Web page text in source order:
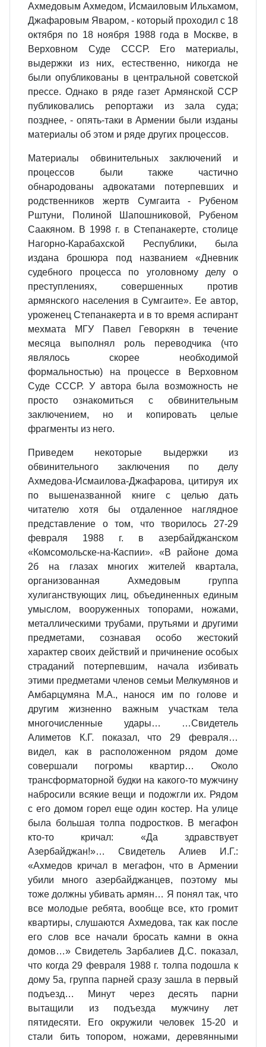
Ахмедовым Ахмедом, Исмаиловым Ильхамом,
Джафаровым Яваром, - который проходил с 18
октября по 18 ноября 1988 года в Москве, в
Верховном Суде СССР. Его материалы,
выдержки из них, естественно, никогда не
были опубликованы в центральной советской
прессе. Однако в ряде газет Армянской ССР
публиковались репортажи из зала суда;
позднее, - опять-таки в Армении были изданы
материалы об этом и ряде других процессов.
Материалы обвинительных заключений и
процессов были также частично
обнародованы адвокатами потерпевших и
родственников жертв Сумгаита - Рубеном
Рштуни, Полиной Шапошниковой, Рубеном
Саакяном. В 1998 г. в Степанакерте, столице
Нагорно-Карабахской Республики, была
издана брошюра под названием «Дневник
судебного процесса по уголовному делу о
преступлениях, совершенных против
армянского населения в Сумгаите». Ее автор,
уроженец Степанакерта и в то время аспирант
мехмата МГУ Павел Геворкян в течение
месяца выполнял роль переводчика (что
являлось скорее необходимой
формальностью) на процессе в Верховном
Суде СССР. У автора была возможность не
просто ознакомиться с обвинительным
заключением, но и копировать целые
фрагменты из него.
Приведем некоторые выдержки из
обвинительного заключения по делу
Ахмедова-Исмаилова-Джафарова, цитируя их
по вышеназванной книге с целью дать
читателю хотя бы отдаленное наглядное
представление о том, что творилось 27-29
февраля 1988 г. в азербайджанском
«Комсомольске-на-Каспии». «В районе дома
2б на глазах многих жителей квартала,
организованная Ахмедовым группа
хулиганствующих лиц, объединенных единым
умыслом, вооруженных топорами, ножами,
металлическими трубами, прутьями и другими
предметами, сознавая особо жестокий
характер своих действий и причинение особых
страданий потерпевшим, начала избивать
этими предметами членов семьи Мелкумянов и
Амбарцумяна М.А., нанося им по голове и
другим жизненно важным участкам тела
многочисленные удары… …Свидетель
Алиметов К.Г. показал, что 29 февраля…
видел, как в расположенном рядом доме
совершали погромы квартир… Около
трансформаторной будки на какого-то мужчину
набросили всякие вещи и подожгли их. Рядом
с его домом горел еще один костер. На улице
была большая толпа подростков. В мегафон
кто-то кричал: «Да здравствует
Азербайджан!»… Свидетель Алиев И.Г.:
«Ахмедов кричал в мегафон, что в Армении
убили много азербайджанцев, поэтому мы
тоже должны убивать армян… Я понял так, что
все молодые ребята, вообще все, кто громит
квартиры, слушаются Ахмедова, так как после
его слов все начали бросать камни в окна
домов…» Свидетель Зарбалиев Д.С. показал,
что когда 29 февраля 1988 г. толпа подошла к
дому 5а, группа парней сразу зашла в первый
подъезд… Минут через десять парни
вытащили из подъезда мужчину лет
пятидесяти. Его окружили человек 15-20 и
стали бить топором, ножами, деревянными